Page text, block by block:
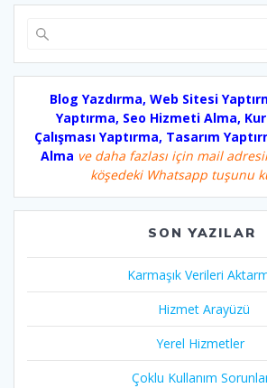
Blog Yazdırma, Web Sitesi
Yaptırma, Seo Hizmeti Alma,
Çalışması Yaptırma, Tasarım
Alma ve daha fazlası için mail
köşedeki Whatsapp tuşunu
SON YAZILAR
Karmaşık Verileri
Hizmet Arayüzü
Yerel Hizmetler
Çoklu Kullanım